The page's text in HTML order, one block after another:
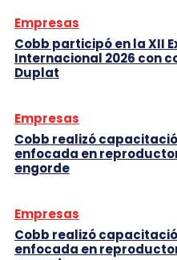
Empresas
Cobb participó en la XII
Internacional 2026 con
Duplat
Empresas
Cobb realizó
enfocada en
engorde
Empresas
Cobb realizó
enfocada en